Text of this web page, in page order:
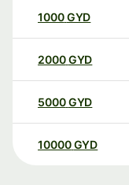
1000GYD
2000GYD
5000GYD
10000 GYD